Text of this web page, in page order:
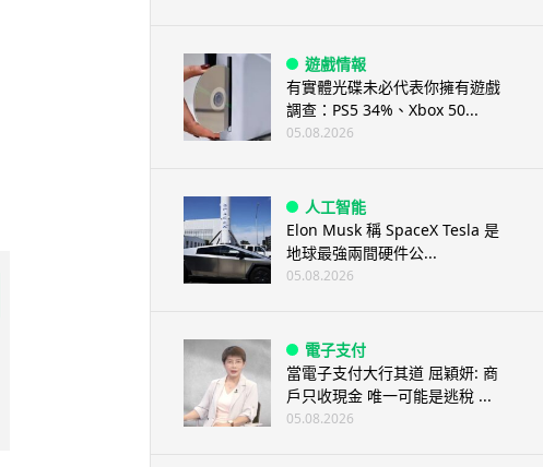
遊戲情報
有實體光碟未必代表你擁有遊戲
調查：PS5 34%、Xbox 50...
05.08.2026
人工智能
Elon Musk 稱 SpaceX Tesla 是
地球最強兩間硬件公...
05.08.2026
電子支付
當電子支付大行其道 屈穎妍: 商
戶只收現金 唯一可能是逃稅 ...
05.08.2026